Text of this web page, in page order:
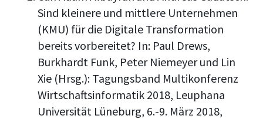
Sind kleinere und mittlere Unternehmen
(KMU) für die Digitale Transformation
bereits vorbereitet? In: Paul Drews,
Burkhardt Funk, Peter Niemeyer und Lin
Xie (Hrsg.): Tagungsband Multikonferenz
Wirtschaftsinformatik 2018, Leuphana
Universität Lüneburg, 6.-9. März 2018,